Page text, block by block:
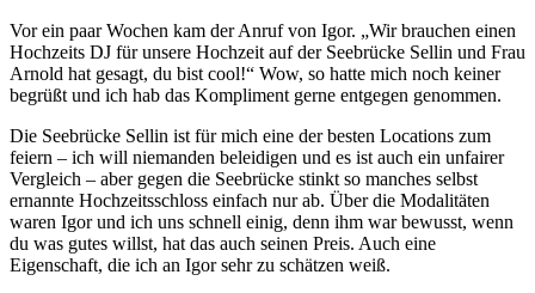
Vor ein paar Wochen kam der Anruf von Igor. „Wir brauchen einen
Hochzeits DJ für unsere Hochzeit auf der Seebrücke Sellin und Frau
Arnold hat gesagt, du bist cool!“ Wow, so hatte mich noch keiner
begrüßt und ich hab das Kompliment gerne entgegen genommen.
Die Seebrücke Sellin ist für mich eine der besten Locations zum
feiern – ich will niemanden beleidigen und es ist auch ein unfairer
Vergleich – aber gegen die Seebrücke stinkt so manches selbst
ernannte Hochzeitsschloss einfach nur ab. Über die Modalitäten
waren Igor und ich uns schnell einig, denn ihm war bewusst, wenn
du was gutes willst, hat das auch seinen Preis. Auch eine
Eigenschaft, die ich an Igor sehr zu schätzen weiß.